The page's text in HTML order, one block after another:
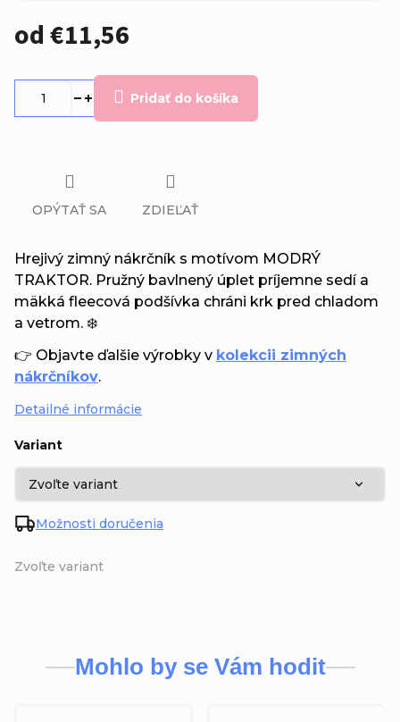
od€11,56
Zvoľte variant
Variant
Možnosti doručenia
Pridať do košíka
Hrejivý zimný nákrčník s motívom MODRÝ
TRAKTOR. Pružný bavlnený úplet príjemne sedí a
mäkká fleecová podšívka chráni krk pred chladom
a vetrom. ❄️
👉 Objavte ďalšie výrobky v kolekcii zimných
nákrčníkov.
Detailné informácie
OPÝTAŤ SA ZDIEĽAŤ
Mohlo by se Vám hodit